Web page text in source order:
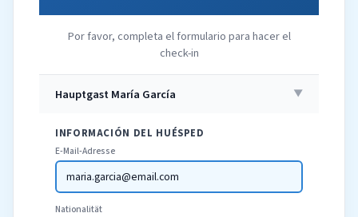
Por favor, completa el formulario para hacer el
check-in
Hauptgast María García ▼
INFORMACIÓN DEL HUÉSPED
E-Mail-Adresse
maria.garcia@email.com
Nationalität